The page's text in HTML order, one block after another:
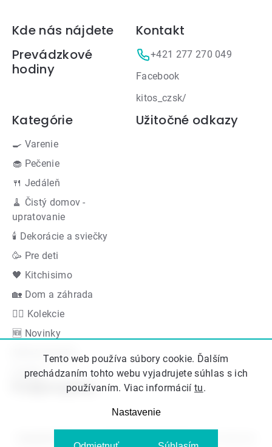
Tento web používa súbory cookie. Ďalším
prechádzaním tohto webu vyjadrujete súhlas s ich
používaním. Viac informácií tu.
Nastavenie
Zápätie
Kde nás nájdete
Prevádzkové
hodiny
Kontakt
+421 277 270 049
Facebook
kitos_czsk/
Kategórie
🍳 Varenie
🧁 Pečenie
🍴 Jedáleň
🧹 Čistý domov -
upratovanie
🕯 Dekorácie a sviečky
🥳 Pre deti
🖤 Kitchisimo
🏡 Dom a záhrada
👍🏻 Kolekcie
🆕 Novinky
Akčná ponuka
Značky
Užitočné odkazy
Podporujeme